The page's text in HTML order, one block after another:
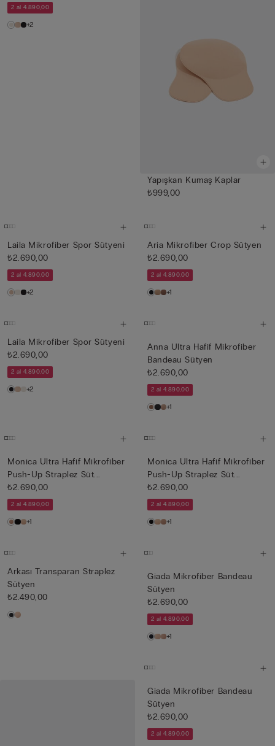
2 al 4.890,00
+2
Yapışkan Kumaş Kaplar
₺999,00
Laila Mikrofiber Spor Sütyeni
₺2.690,00
2 al 4.890,00
+2
Aria Mikrofiber Crop Sütyen
₺2.690,00
2 al 4.890,00
+1
Laila Mikrofiber Spor Sütyeni
₺2.690,00
2 al 4.890,00
+2
Anna Ultra Hafif Mikrofiber
Bandeau Sütyen
₺2.690,00
2 al 4.890,00
+1
Monica Ultra Hafif Mikrofiber
Push-Up Straplez Süt...
₺2.690,00
2 al 4.890,00
+1
Monica Ultra Hafif Mikrofiber
Push-Up Straplez Süt...
₺2.690,00
2 al 4.890,00
+1
Arkası Transparan Straplez
Sütyen
₺2.490,00
Giada Mikrofiber Bandeau
Sütyen
₺2.690,00
2 al 4.890,00
+1
Giada Mikrofiber Bandeau
Sütyen
₺2.690,00
2 al 4.890,00